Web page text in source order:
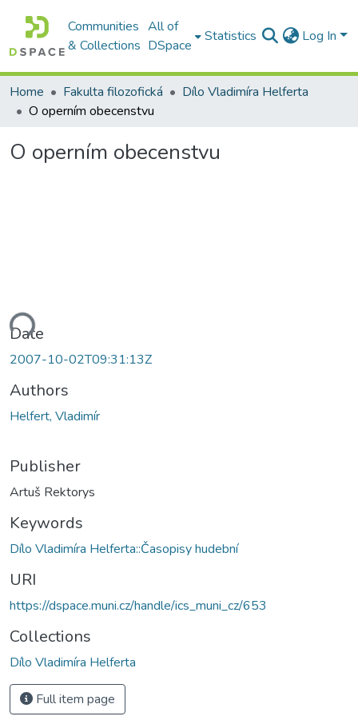
Communities
& Collections
All of
DSpace
Statistics Log In
Home Fakulta filozofická
Dílo Vladimíra Helferta
O operním obecenstvu
O operním obecenstvu
Date
2007-10-02T09:31:13Z
Authors
Helfert, Vladimír
Publisher
Artuš Rektorys
Keywords
Dílo Vladimíra Helferta::Časopisy hudební
URI
https://dspace.muni.cz/handle/ics_muni_cz/653
Collections
Dílo Vladimíra Helferta
Full item page